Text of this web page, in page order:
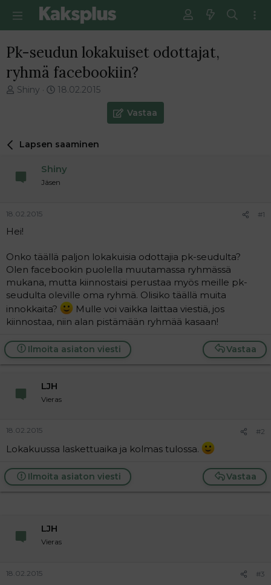
Pk-seudun lokakuiset odottajat,
ryhmä facebookiin?
V
e
t
n
a
t
t
a
j
a
Shiny
E
m
i
n
t
i
18.02.2015
Vastaa
Lapsen saaminen
Shiny
Jäsen
18.02.2015 #1
Hei!
Onko täällä paljon lokakuisia odottajia pk-seudulta?
Olen facebookin puolella muutamassa ryhmässä
mukana, mutta kiinnostaisi perustaa myös meille pk-
seudulta oleville oma ryhmä. Olisiko täällä muita
innokkaita?
Mulle voi vaikka laittaa viestiä, jos
kiinnostaa, niin alan pistämään ryhmää kasaan!
Vastaa
Ilmoita asiaton viesti
LJH
Vieras
18.02.2015 #2
Lokakuussa laskettuaika ja kolmas tulossa.
Vastaa
Ilmoita asiaton viesti
LJH
Vieras
18.02.2015 #3